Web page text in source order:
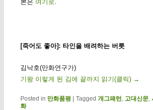
본은 여기로.
[죽어도 좋아]: 타인을 배려하는 버릇
김낙호(만화연구가)
기왕 이렇게 된 김에 끝까지 읽기(클릭) →
Posted in 만화품평 | Tagged 개그패턴, 고대신문,
화